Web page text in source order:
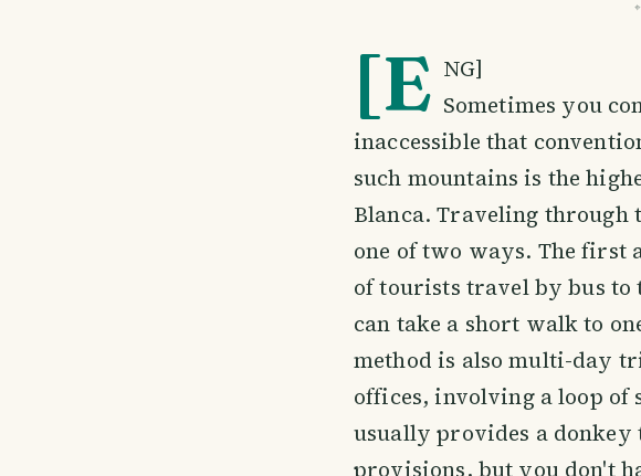
[E NG]
Sometimes you
inaccessible that
such mountains is the
Blanca. Traveling through
one of two ways. The first
of tourists travel by bus to
can take a short walk to
method is also multi-day
offices, involving a loop of
usually provides a donkey
provisions, but you don't